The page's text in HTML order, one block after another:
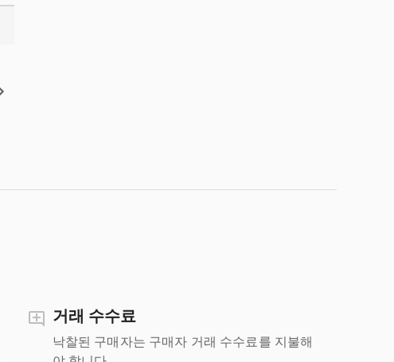
거래 수수료
낙찰된 구매자는 구매자 거래 수수료를 지불해